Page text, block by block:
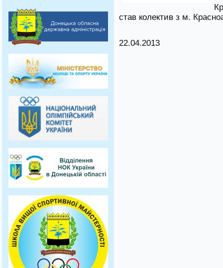
став колектив з м.
22.04.2013